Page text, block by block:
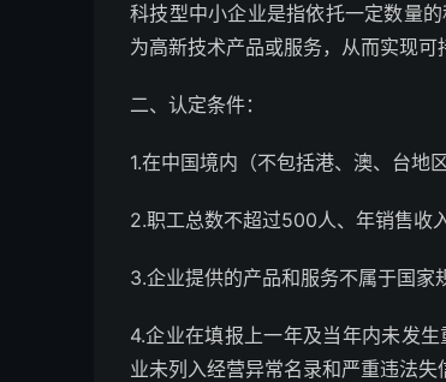
科技型中小企业是指依托一定数量
为高新技术产品或服务，从而实现可
二、认定条件：
1.在中国境内（不包括港、澳、台地
2.职工总数不超过500人、年销售收
3.企业提供的产品和服务不属于国家
4.企业在填报上一年及当年内未发
业未列入经营异常名录和严重违法失